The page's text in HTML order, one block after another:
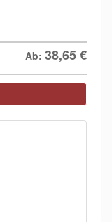
Ab: 38,65€